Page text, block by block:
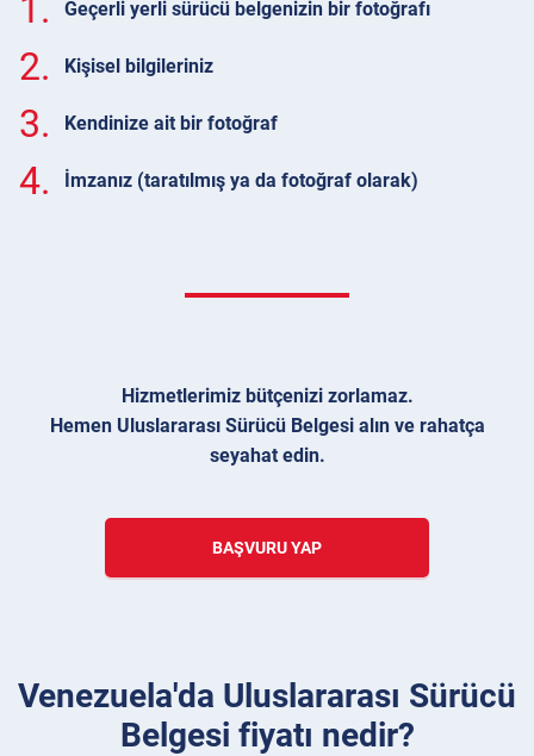
1. Geçerli yerli sürücü belgenizin bir fotoğrafı
2. Kişisel bilgileriniz
3. Kendinize ait bir fotoğraf
4. İmzanız (taratılmış ya da fotoğraf olarak)
Hizmetlerimiz bütçenizi zorlamaz.
Hemen Uluslararası Sürücü Belgesi alın ve rahatça
seyahat edin.
BAŞVURU YAP
Venezuela'da Uluslararası Sürücü
Belgesi fiyatı nedir?